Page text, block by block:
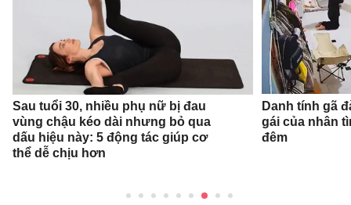
Sau tuổi 30, nhiều phụ nữ bị đau
vùng chậu kéo dài nhưng bỏ qua
dấu hiệu này: 5 động tác giúp cơ
thể dễ chịu hơn
Danh tính gã
gái của nhân
đêm